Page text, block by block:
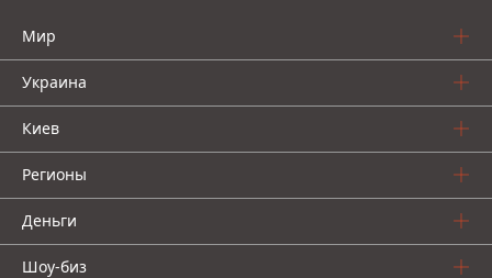
Мир
Украина
Киев
Регионы
Деньги
Шоу-биз